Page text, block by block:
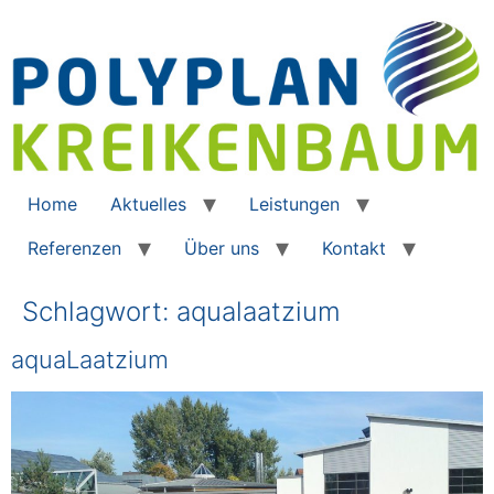
Home Aktuelles
Leistungen
Referenzen
Über uns Kontakt
Schlagwort: aqualaatzium
aquaLaatzium